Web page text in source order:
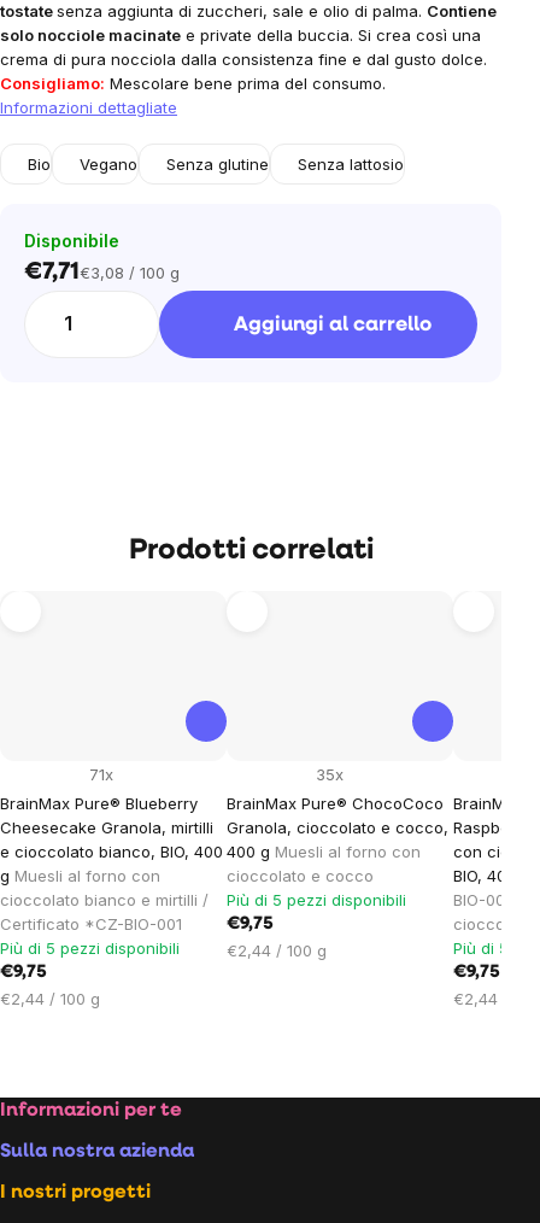
tostatesenza aggiunta di zuccheri, sale e olio di palma. Contiene
solo nocciole macinate e private della buccia. Si crea così una
crema di pura nocciola dalla consistenza fine e dal gusto dolce.
Consigliamo: Mescolare bene prima del consumo.
Informazioni dettagliate
Bio Vegano Senza glutine Senza lattosio
Disponibile
€7,71Prezzo
€3,08 / 100 g
Aggiungi al carrello
Prodotti correlati
BrainMax Pure® Blueberry
Cheesecake Granola, mirtilli
e cioccolato bianco, BIO, 400
g Muesli al forno con
cioccolato bianco e mirtilli /
Certificato *CZ-BIO-001
71x
Più di 5 pezzi disponibili
€9,75
Prezzo
€2,44 / 100 g
BrainMax Pure® ChocoCoco
Granola, cioccolato e cocco,
400 g Muesli al forno con
cioccolato e cocco
35x
Più di 5 pezzi disponibili
€9,75
Prezzo
€2,44 / 100 g
BrainMax
Raspberry
con
BIO, 400 g
BIO-001 /
cioccolato
Più di 5
€9,75
Prezzo
€2,44 /
Footer
Informazioni per te
Sulla nostra azienda
I nostri progetti